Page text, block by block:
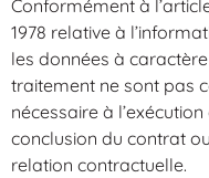
Conformément à
1978 relative à
les données à
traitement ne sont pas
nécessaire à
conclusion du contrat
relation contractuelle.